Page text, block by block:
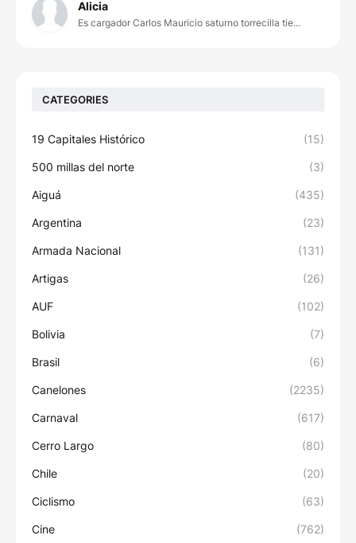
Alicia
Es cargador Carlos Mauricio saturno torrecilla tie...
CATEGORIES
19 Capitales Histórico (15)
500 millas del norte (3)
Aiguá (435)
Argentina (23)
Armada Nacional (131)
Artigas (26)
AUF (102)
Bolivia (7)
Brasil (6)
Canelones (2235)
Carnaval (617)
Cerro Largo (80)
Chile (20)
Ciclismo (63)
Cine (762)